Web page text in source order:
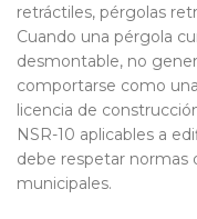
retráctiles, pérgolas
Cuando una pérgola
desmontable, no
comportarse como
licencia de
NSR-10 aplicables a
debe respetar normas
municipales.